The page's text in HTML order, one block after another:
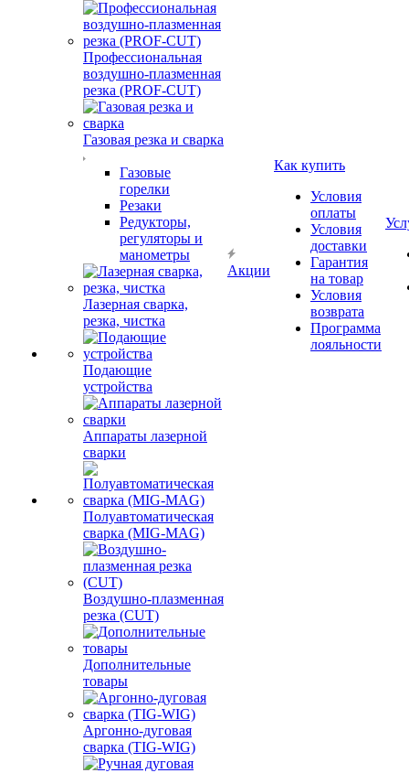
Профессиональная
воздушно-плазменная
резка (PROF-CUT)
Газовая резка и сварка
Газовые
горелки
Резаки
Редукторы,
регуляторы и
манометры
Лазерная сварка,
резка, чистка
Подающие
устройства
Аппараты лазерной
сварки
Полуавтоматическая
сварка (MIG-MAG)
Воздушно-плазменная
резка (CUT)
Дополнительные
товары
Аргонно-дуговая
сварка (TIG-WIG)
Акции
Как купить
Условия
оплаты
Условия
доставки
Гарантия
на товар
Условия
возврата
Программа
лояльности